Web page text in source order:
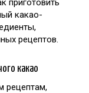
приготовить
какао-
рецептов.
какао
рецептам,